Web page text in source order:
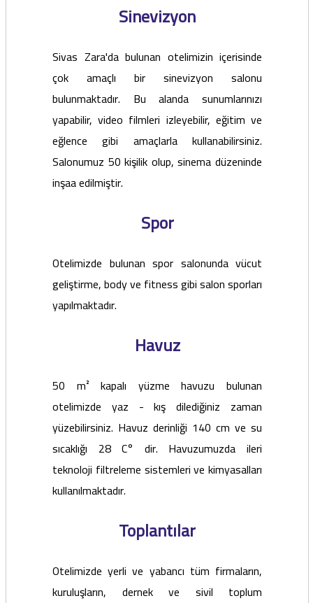
Sinevizyon
Sivas Zara'da bulunan otelimizin içerisinde
çok amaçlı bir sinevizyon salonu
bulunmaktadır. Bu alanda sunumlarınızı
yapabilir, video filmleri izleyebilir, eğitim ve
eğlence gibi amaçlarla kullanabilirsiniz.
Salonumuz 50 kişilik olup, sinema düzeninde
inşaa edilmiştir.
Spor
Otelimizde bulunan spor salonunda vücut
geliştirme, body ve fitness gibi salon sporları
yapılmaktadır.
Havuz
50 m² kapalı yüzme havuzu bulunan
otelimizde yaz - kış dilediğiniz zaman
yüzebilirsiniz. Havuz derinliği 140 cm ve su
sıcaklığı 28 C° dir. Havuzumuzda ileri
teknoloji filtreleme sistemleri ve kimyasalları
kullanılmaktadır.
Toplantılar
Otelimizde yerli ve yabancı tüm firmaların,
kuruluşların, dernek ve sivil toplum